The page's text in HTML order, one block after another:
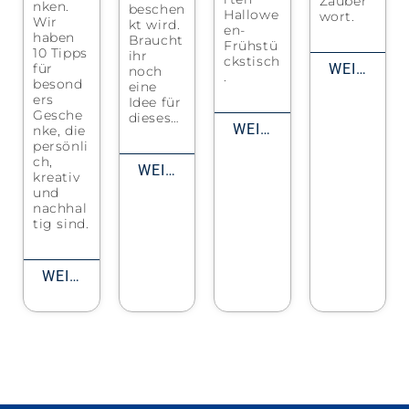
nken.
Wir
haben
10 Tipps
für
besond
ers
Gesche
nke, die
persönli
ch,
kreativ
und
nachhal
tig sind.
WEITERLESEN
beschen
kt wird.
Braucht
ihr
noch
eine
Idee für
dieses…
WEITERLESEN
Hallowe
en-
Frühstü
ckstisch
WEITERLESEN
wort.
WEITERLESEN